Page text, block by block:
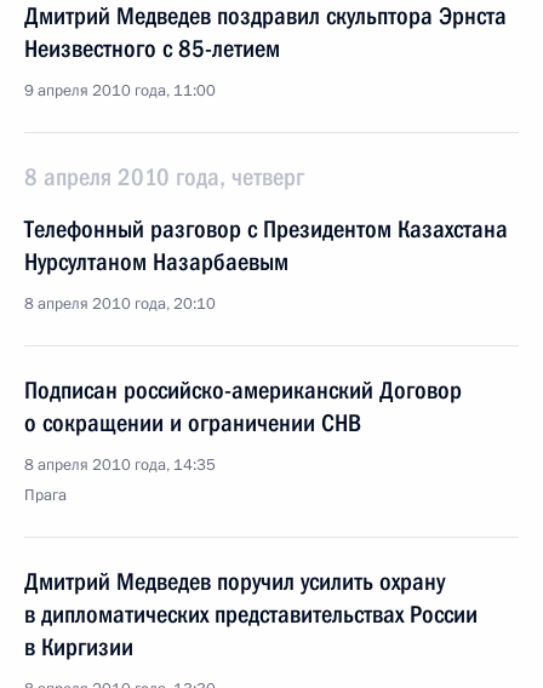
Дмитрий Медведев поздравил скульптора Эрнста
Неизвестного с 85-летием
9 апреля 2010 года, 11:00
8 апреля 2010 года, четверг
Телефонный разговор с Президентом Казахстана
Нурсултаном Назарбаевым
8 апреля 2010 года, 20:10
Подписан российско-американский Договор
о сокращении и ограничении СНВ
8 апреля 2010 года, 14:35
Прага
Дмитрий Медведев поручил усилить охрану
в дипломатических представительствах России
в Киргизии